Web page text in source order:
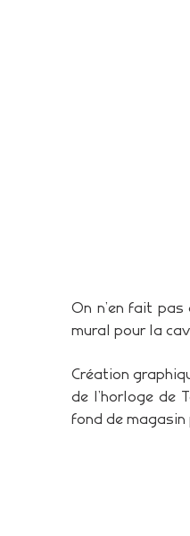
On n’en fait
mural pour la
Création
de l’horloge de
fond de magasin